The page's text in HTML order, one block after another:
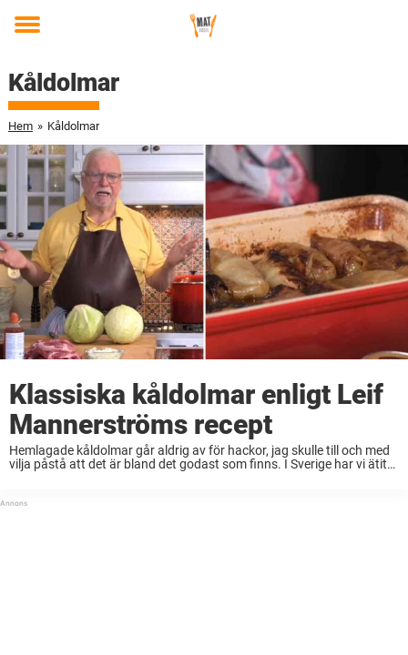
Toggle
Kåldolmar
Hem » Kåldolmar
Klassiska kåldolmar enligt Leif
Mannerströms recept
Hemlagade kåldolmar går aldrig av för hackor, jag skulle till och med
vilja påstå att det är bland det godast som finns. I Sverige har vi ätit